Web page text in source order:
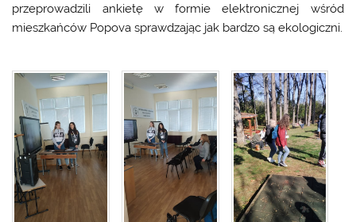
przeprowadzili ankietę w formie elektronicznej wśród
mieszkańców Popova sprawdzając jak bardzo są ekologiczni.